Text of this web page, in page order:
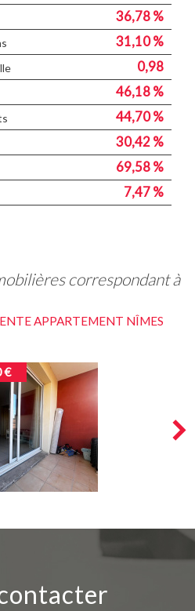
36,78 %
31,10 %
0,98
46,18 %
44,70 %
30,42 %
69,58 %
7,47 %
APPARTEMENT NÎMES
€
contacter